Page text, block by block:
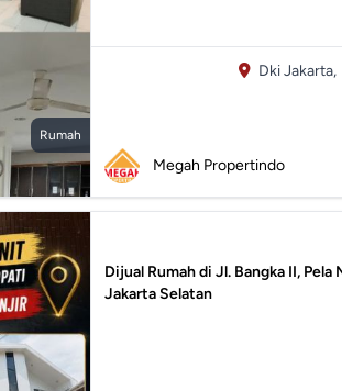
Rumah
Dki Jakarta,
Megah Propertindo
Dijual Rumah di Jl. Bangka II, Pela
Jakarta Selatan